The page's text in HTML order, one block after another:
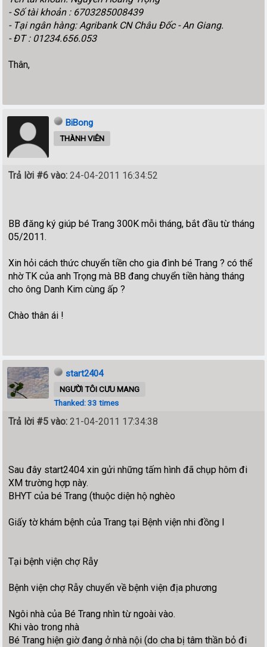
- Số tài khoản : 6703285008439
- Tại ngân hàng: Agribank CN Châu Đốc - An Giang.
- ĐT : 01234.656.053
Thân,
BiBong
THÀNH VIÊN
Trả lời #6 vào: 24-04-2011 16:34:52
BB đăng ký giúp bé Trang 300K mỗi tháng, bắt đầu từ tháng
05/2011.
Xin hỏi cách thức chuyển tiền cho gia đình bé Trang ? có thể
nhờ TK của anh Trọng mà BB đang chuyển tiền hàng tháng
cho ông Danh Kim cùng ấp ?
Chào thân ái !
start2404
NGƯỜI TÔI CƯU MANG
Thanked: 33 times
Trả lời #5 vào: 21-04-2011 17:34:38
Sau đây start2404 xin gửi những tấm hình đã chụp hôm đi
XM trường hợp này.
BHYT của bé Trang (thuộc diện hộ nghèo
Giấy tờ khám bệnh của Trang tại Bệnh viện nhi đồng I
Tại bệnh viện chợ Rẫy
Bệnh viện chợ Rẫy chuyển về bệnh viện địa phương
Ngôi nhà của Bé Trang nhìn từ ngoài vào.
Khi vào trong nhà
Bé Trang hiện giờ đang ở nhà nội (do cha bị tâm thần bỏ đi